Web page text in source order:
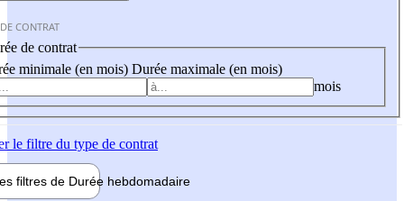
CONTRAT
de contrat
minimale (en mois) Durée maximale (en mois)
mois
le filtre du type de contrat
filtres de Durée hebdomadaire